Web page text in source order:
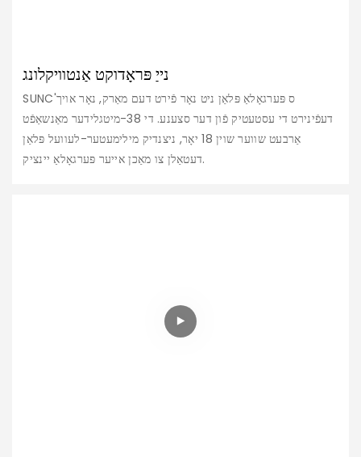
נייַ פּראָדוקט אַנטוויקלונג
SUNC'ס פּערגאָלאַ פּלאַן ניט נאָר פֿירט דעם מאַרק, נאָר אויך
דעפֿינירט די עסטעטיק פֿון דער סצענע. די 38-מיטגלידער מאַנשאַפֿט
אַרבעט שווער שוין 18 יאָר, ניצנדיק מילימעטער-לעוועל פּלאַן
דעטאַלן צו מאַכן אייער פּערגאָלאַ יינציק.